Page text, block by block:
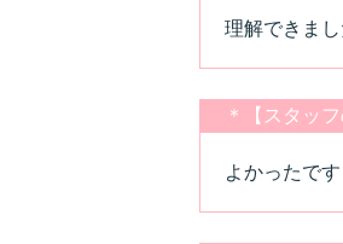
理解できまし
＊【スタッフ
よかったです